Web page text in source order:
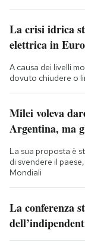
La crisi idrica
elettrica in
A causa dei livelli
dovuto chiudere o
Milei voleva
Argentina, ma
La sua proposta è
di svendere il
Mondiali
La conferenza